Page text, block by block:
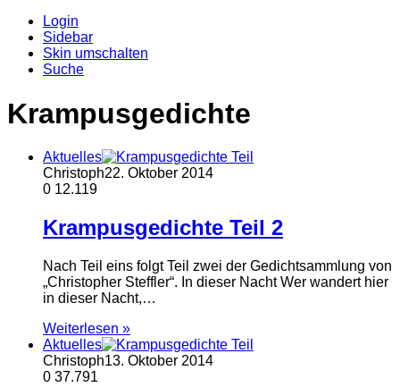
Login
Sidebar
Skin umschalten
Suche
Krampusgedichte
Aktuelles
Christoph22. Oktober 2014
0 12.119
Krampusgedichte Teil 2
Nach Teil eins folgt Teil zwei der Gedichtsammlung von
„Christopher Steffler“. In dieser Nacht Wer wandert hier
in dieser Nacht,…
Weiterlesen »
Aktuelles
Christoph13. Oktober 2014
0 37.791